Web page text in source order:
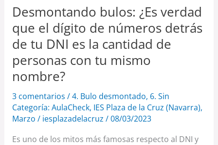
Desmontando bulos: ¿Es verdad
que el dígito de números detrás
de tu DNI es la cantidad de
personas con tu mismo
nombre?
3 comentarios /4. Bulo desmontado, 6. Sin
Categoría: AulaCheck, IES Plaza de la Cruz (Navarra),
Marzo / iesplazadelacruz /08/03/2023
Es uno de los mitos más famosas respecto al DNI y
de
números
detrás
de
tu
DNI
es
la
cantidad
de